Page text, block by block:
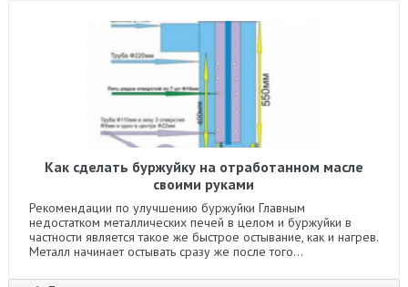
Как сделать буржуйку на отработанном масле
своими руками
Рекомендации по улучшению буржуйки Главным
недостатком металлических печей в целом и буржуйки в
частности является такое же быстрое остывание, как и нагрев.
Металл начинает остывать сразу же после того...